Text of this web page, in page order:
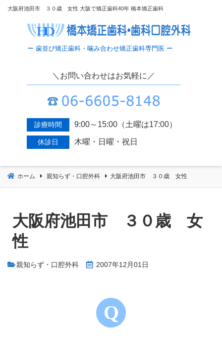
大阪府池田市 ３０歳 女性 大阪で矯正歯科40年 橋本矯正歯科
＼お問い合わせはお気軽に／
診療時間 9:00～15:00（土曜は17:00）
休診日 木曜・日曜・祝日
ホーム 親知らず・口腔外科 大阪府池田市 ３０歳 女性
大阪府池田市 ３０歳 女
性
親知らず・口腔外科 2007年12月01日